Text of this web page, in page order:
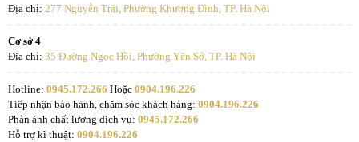
Địa chỉ: 277 Nguyễn Trãi, Phường Khương Đình, TP. Hà Nội
Cơ sở 4
Địa chỉ: 35 Đường Ngọc Hồi, Phường Yên Sở, TP. Hà Nội
Hotline: 0945.172.266 Hoặc 0904.196.226
Tiếp nhận bảo hành, chăm sóc khách hàng: 0904.196.226
Phản ánh chất lượng dịch vụ: 0945.172.266
Hỗ trợ kĩ thuật: 0904.196.226